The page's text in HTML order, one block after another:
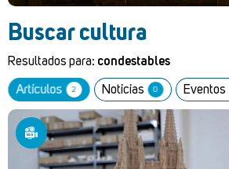
Buscar cultura
Resultados para: condestables
Artículos 2 Noticias 0 Eventos